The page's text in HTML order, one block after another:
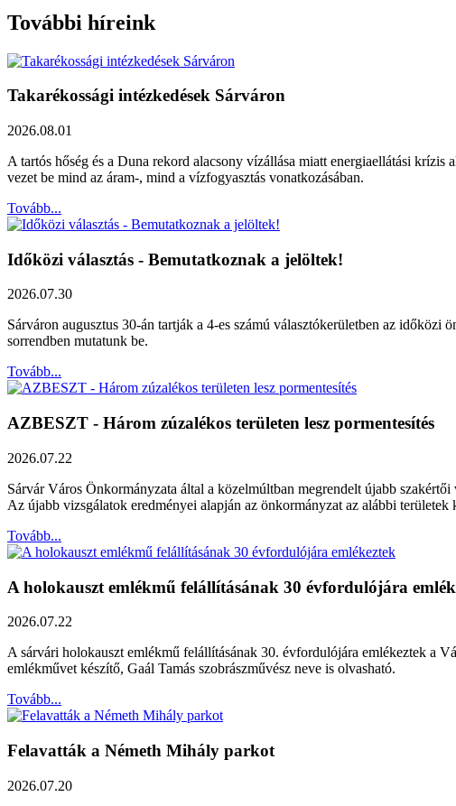
További híreink
Takarékossági intézkedések Sárváron
2026.08.01
A tartós hőség és a Duna rekord alacsony vízállása miatt energiaellátási
vezet be mind az áram-, mind a vízfogyasztás vonatkozásában.
Tovább...
Időközi választás - Bemutatkoznak a jelöltek!
2026.07.30
Sárváron augusztus 30-án tartják a 4-es számú választókerületben az
sorrendben mutatunk be.
Tovább...
AZBESZT - Három zúzalékos területen lesz pormentesítés
2026.07.22
Sárvár Város Önkormányzata által a közelmúltban megrendelt újabb
Az újabb vizsgálatok eredményei alapján az önkormányzat az alábbi
Tovább...
A holokauszt emlékmű felállításának 30 évfordulójára
2026.07.22
A sárvári holokauszt emlékmű felállításának 30. évfordulójára emlékeztek a
emlékművet készítő, Gaál Tamás szobrászművész neve is olvasható.
Tovább...
Felavatták a Németh Mihály parkot
2026.07.20